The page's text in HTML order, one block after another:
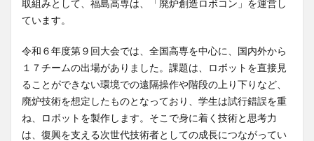
取組みとして、福島高専は、「廃炉創造ロボコン」を運営し
ています。
令和６年度第９回大会では、全国高専を中心に、国内外から
１７チームの出場がありました。課題は、ロボットを直接見
ることができない環境での遠隔操作や階段の上り下りなど、
廃炉技術を想定したものとなっており、学生は試行錯誤を重
ね、ロボットを製作します。そこで身に着く技術と思考力
は、復興を支える次世代技術者としての成長につながってい